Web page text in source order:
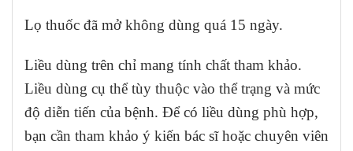
Lọ thuốc đã mở không dùng quá 15 ngày.
Liều dùng trên chỉ mang tính chất tham khảo.
Liều dùng cụ thể tùy thuộc vào thể trạng và mức
độ diễn tiến của bệnh. Để có liều dùng phù hợp,
bạn cần tham khảo ý kiến bác sĩ hoặc chuyên viên